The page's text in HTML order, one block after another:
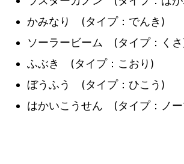
かみなり (タイプ：でんき)
ソーラービーム (タイプ：く
ふぶき (タイプ：こおり)
ぼうふう (タイプ：ひこう)
はかいこうせん (タイプ：ノー